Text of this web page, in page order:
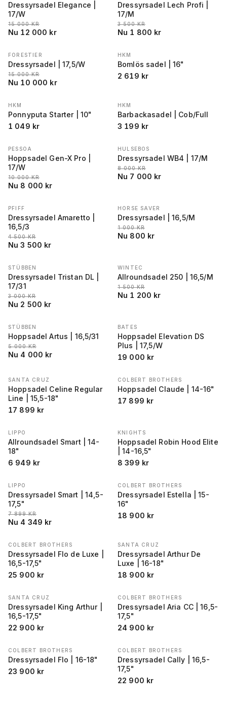
Dressyrsadel Elegance |
17/W
LÄGSTA PRIS 30 DAGAR FÖRE REA
15 000KR
Nu 12 000 kr
Dressyrsadel Lech Profi |
17/M
LÄGSTA PRIS 30 DAGAR FÖRE REA
3 500KR
Nu 1 800 kr
REA − 33%
FORESTIER
Dressyrsadel | 17,5/W
LÄGSTA PRIS 30 DAGAR FÖRE REA
15 000KR
Nu 10 000 kr
HKM
Bomlös sadel | 16"
2 619 kr
HKM
Ponnyputa Starter | 10"
1 049 kr
HKM
Barbackasadel | Cob/Full
3 199 kr
REA−
PESSOA
Hoppsadel Gen-X Pro |
17/W
LÄGSTA PRIS 30 DAGAR FÖRE REA
10 000KR
Nu 8 000 kr
REA−13%
HULSEBOS
Dressyrsadel WB4 | 17/M
LÄGSTA PRIS 30 DAGAR FÖRE REA
8 000KR
Nu 7 000 kr
REA
PFIFF
Dressyrsadel Amaretto |
16,5/3
LÄGSTA PRIS 30 DAGAR FÖRE REA
4 500KR
Nu3 500 kr
REA−20%
HORSE SAVER
Dressyrsadel | 16,5/M
LÄGSTA PRIS 30 DAGAR FÖRE REA
1 000KR
Nu 800 kr
REA−17
STÜBBEN
Dressyrsadel Tristan DL |
17/31
LÄGSTA PRIS 30 DAGAR FÖRE REA
3 000KR
Nu 2 500 kr
REA−
WINTEC
Allroundsadel 250 | 16,5/M
LÄGSTA PRIS 30 DAGAR FÖRE REA
1 500KR
Nu 1 200 kr
REA−20
STÜBBEN
Hoppsadel Artus | 16,5/31
LÄGSTA PRIS 30 DAGAR FÖRE REA
5 000KR
Nu 4 000 kr
BATES
Hoppsadel Elevation DS
Plus | 17,5/W
19 000 kr
SANTA CRUZ
Hoppsadel Celine Regular
Line | 15,5-18"
17 899 kr
COLBERT BROTHERS
Hoppsadel Claude | 14-16"
17 899 kr
LIPPO
Allroundsadel Smart | 14-
18"
6 949 kr
KNIGHTS
Hoppsadel Robin Hood Elite
| 14-16,5"
8 399 kr
REA
LIPPO
Dressyrsadel Smart | 14,5-
17,5"
LÄGSTA PRIS 30 DAGAR FÖRE REA
7 899KR
Nu 4 349 kr
COLBERT BROTHERS
Dressyrsadel Estella | 15-
16"
18 900 kr
COLBERT BROTHERS
Dressyrsadel Flo de Luxe |
16,5-17,5"
25 900 kr
SANTA CRUZ
Dressyrsadel Arthur De
Luxe | 16-18"
18 900 kr
SANTA CRUZ
Dressyrsadel King Arthur |
16,5-17,5"
22 900 kr
COLBERT BROTHERS
Dressyrsadel Aria CC | 16,5-
17,5"
24 900 kr
COLBERT BROTHERS
Dressyrsadel Flo | 16-18"
23 900 kr
COLBERT BROTHERS
Dressyrsadel Cally | 16,5-
17,5"
22 900 kr